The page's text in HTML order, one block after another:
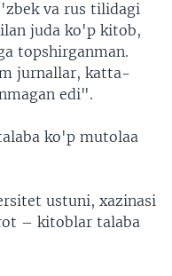
va rus tilidagi
juda ko'p kitob,
topshirganman.
jurnallar, katta-
edi".
ko'p mutolaa
ustuni, xazinasi
– kitoblar talaba